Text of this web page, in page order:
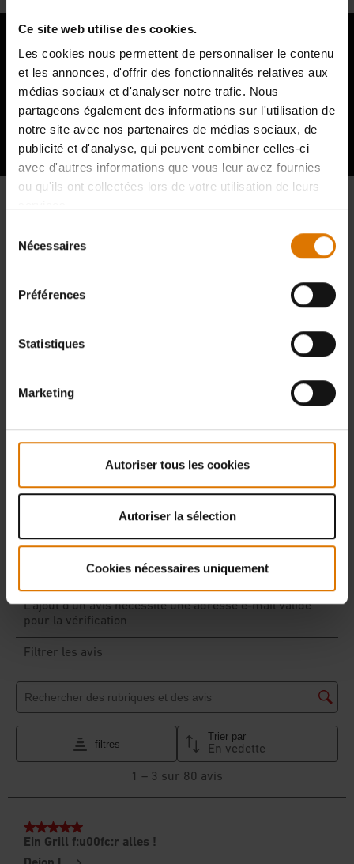
Ce site web utilise des cookies.
Les cookies nous permettent de personnaliser le contenu
et les annonces, d'offrir des fonctionnalités relatives aux
médias sociaux et d'analyser notre trafic. Nous
partageons également des informations sur l'utilisation de
notre site avec nos partenaires de médias sociaux, de
publicité et d'analyse, qui peuvent combiner celles-ci
avec d'autres informations que vous leur avez fournies
ou qu'ils ont collectées lors de votre utilisation de leurs
Nécessaires
Préférences
Statistiques
Marketing
Autoriser tous les cookies
Autoriser la sélection
Cookies nécessaires uniquement
Témoignages d'autres amateurs de
barbecue